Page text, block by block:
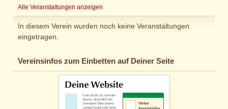
Alle Veranstaltungen anzeigen
In diesem Verein wurden noch keine Veranstaltungen
eingetragen.
Vereinsinfos zum Einbetten auf Deiner Seite